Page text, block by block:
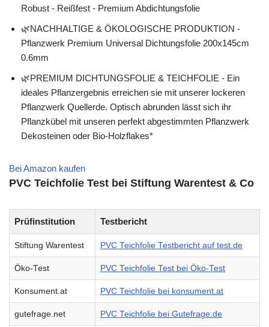
Robust - Reißfest - Premium Abdichtungsfolie
🌿NACHHALTIGE & ÖKOLOGISCHE PRODUKTION -
Pflanzwerk Premium Universal Dichtungsfolie 200x145cm
0.6mm
🌿PREMIUM DICHTUNGSFOLIE & TEICHFOLIE - Ein
ideales Pflanzergebnis erreichen sie mit unserer lockeren
Pflanzwerk Quellerde. Optisch abrunden lässt sich ihr
Pflanzkübel mit unseren perfekt abgestimmten Pflanzwerk
Dekosteinen oder Bio-Holzflakes*
Bei Amazon kaufen
PVC Teichfolie Test bei Stiftung Warentest & Co
Prüfinstitution Testbericht
Stiftung Warentest PVC Teichfolie Testbericht auf test.de
Öko-Test PVC Teichfolie Test bei Öko-Test
Konsument.at PVC Teichfolie bei konsument.at
gutefrage.net PVC Teichfolie bei Gutefrage.de